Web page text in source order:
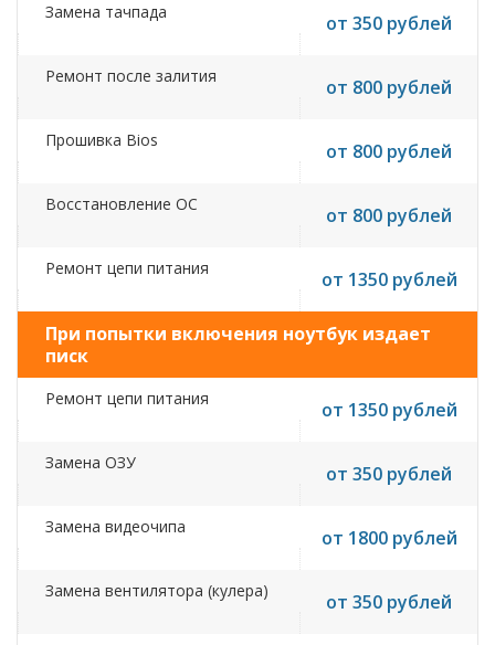
Замена тачпада от 350 рублей
Ремонт после залития от 800 рублей
Прошивка Bios от 800 рублей
Восстановление ОС от 800 рублей
Ремонт цепи питания от 1350 рублей
При попытки включения ноутбук издает
писк
Ремонт цепи питания от 1350 рублей
Замена ОЗУ от 350 рублей
Замена видеочипа от 1800 рублей
Замена вентилятора (кулера) от 350 рублей